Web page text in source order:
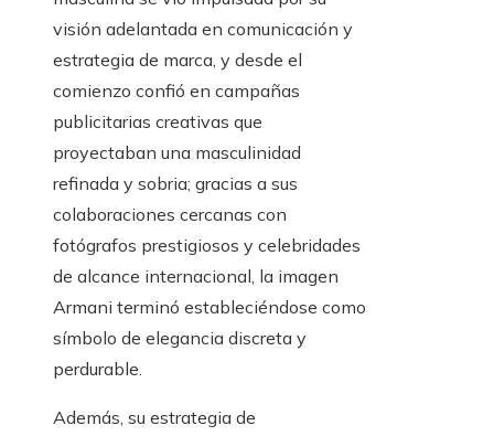
visión adelantada en comunicación y
estrategia de marca, y desde el
comienzo confió en campañas
publicitarias creativas que
proyectaban una masculinidad
refinada y sobria; gracias a sus
colaboraciones cercanas con
fotógrafos prestigiosos y celebridades
de alcance internacional, la imagen
Armani terminó estableciéndose como
símbolo de elegancia discreta y
perdurable.
Además, su estrategia de